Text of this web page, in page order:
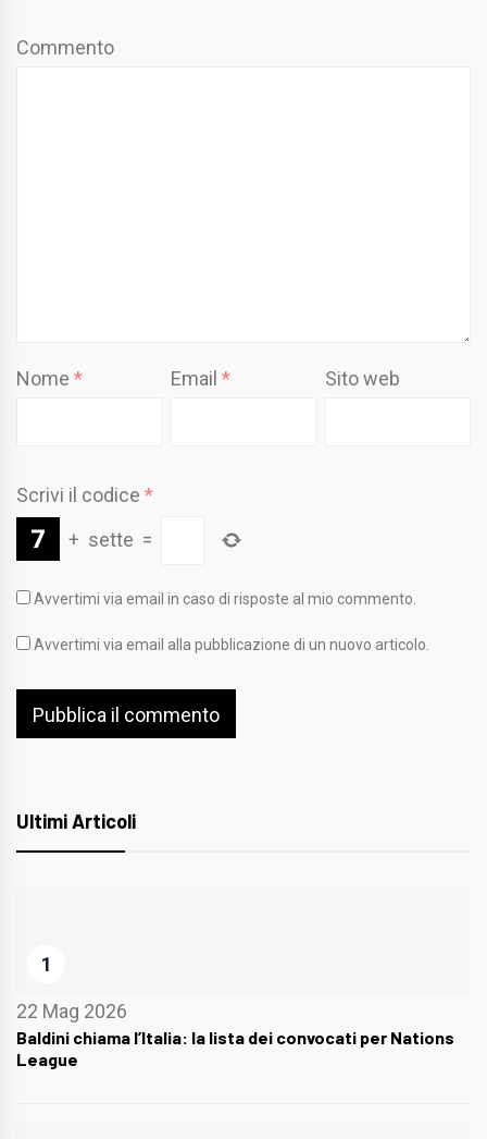
Commento
Nome * Email* Sito web
Scrivi il codice *
+ sette =
Avvertimi via email in caso di risposte al mio commento.
Avvertimi via email alla pubblicazione di un nuovo articolo.
Ultimi Articoli
1
22 Mag 2026
Baldini chiama l’Italia: la lista dei convocati per Nations
League